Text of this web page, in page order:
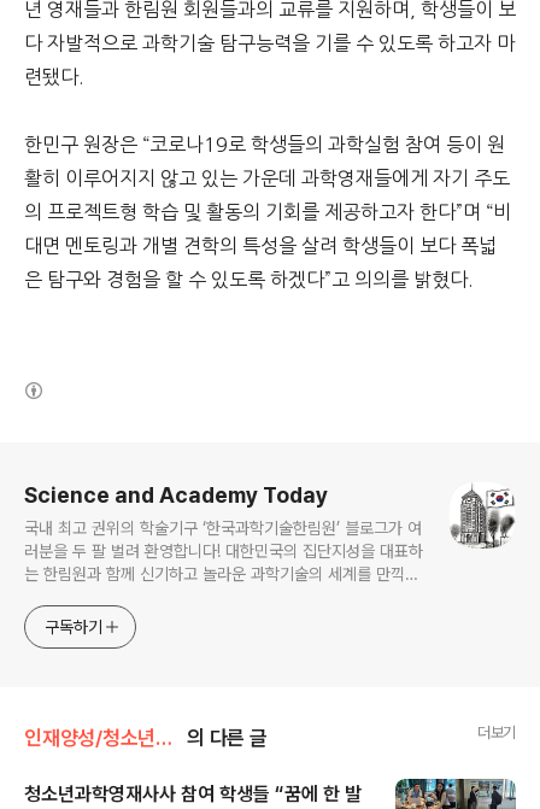
년 영재들과 한림원 회원들과의 교류를 지원하며, 학생들이 보
다 자발적으로 과학기술 탐구능력을 기를 수 있도록 하고자 마
련됐다.
한민구 원장은 “코로나19로 학생들의 과학실험 참여 등이 원
활히 이루어지지 않고 있는 가운데 과학영재들에게 자기 주도
의 프로젝트형 학습 및 활동의 기회를 제공하고자 한다”며 “비
대면 멘토링과 개별 견학의 특성을 살려 학생들이 보다 폭넓
은 탐구와 경험을 할 수 있도록 하겠다”고 의의를 밝혔다.
Science and Academy Today
국내 최고 권위의 학술기구 ‘한국과학기술한림원’ 블로그가 여
러분을 두 팔 벌려 환영합니다! 대한민국의 집단지성을 대표하
는 한림원과 함께 신기하고 놀라운 과학기술의 세계를 만끽하
구독하기
인재양성/청소년과학영재사사 의 다른 글 더보기
청소년과학영재사사 참여 학생들 “꿈에 한 발